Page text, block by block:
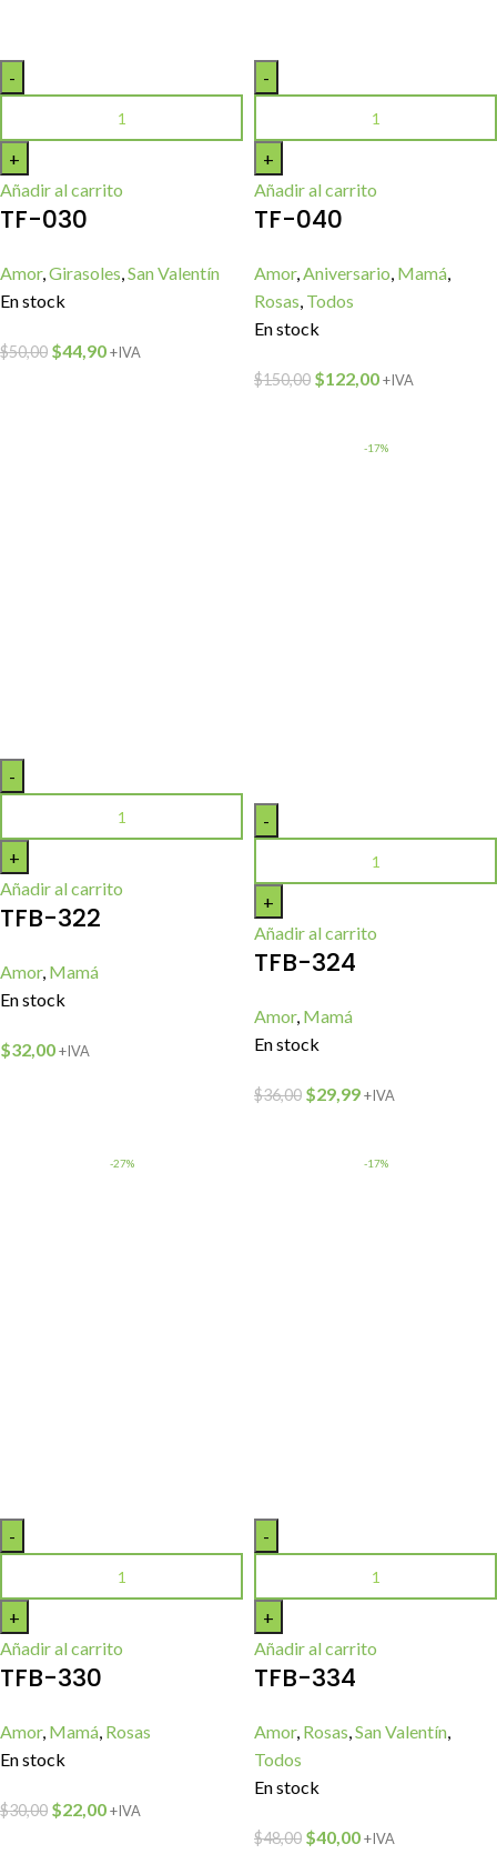
Añadir al carrito
TF-030
Amor,Girasoles,San Valentín
En stock
$50,00 $44,90+IVA
Añadir al carrito
TF-040
Amor,Aniversario, Mamá,
Rosas, Todos
En stock
$150,00 $122,00+IVA
Añadir al carrito
TFB-322
Amor, Mamá
En stock
$32,00+IVA
-17%
Añadir al carrito
TFB-324
Amor, Mamá
En stock
$36,00 $29,99+IVA
-27%
Añadir al carrito
TFB-330
Amor, Mamá, Rosas
En stock
$30,00 $22,00+IVA
-17%
Añadir al carrito
TFB-334
Amor, Rosas,San Valentín,
Todos
En stock
$48,00 $40,00+IVA